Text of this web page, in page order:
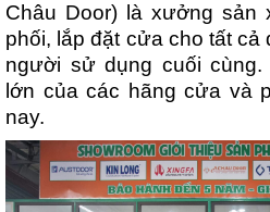
Châu Door) là xưởng sản
phối, lắp đặt cửa cho tất cả
người sử dụng cuối cùng.
lớn của các hãng cửa và
nay.